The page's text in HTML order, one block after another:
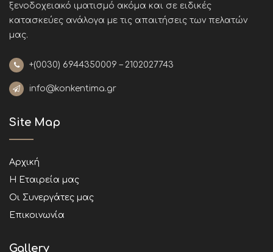
ξενοδοχειακό ιματισμό ακόμα και σε ειδικές
κατασκεύες ανάλογα με τις απαιτήσεις των πελατών
μας.
+(0030) 6944350009 – 2102027743
info@konkentima.gr
Site Map
Αρχική
Η Εταιρεία μας
Οι Συνεργάτες μας
Επικοινωνία
Gallery